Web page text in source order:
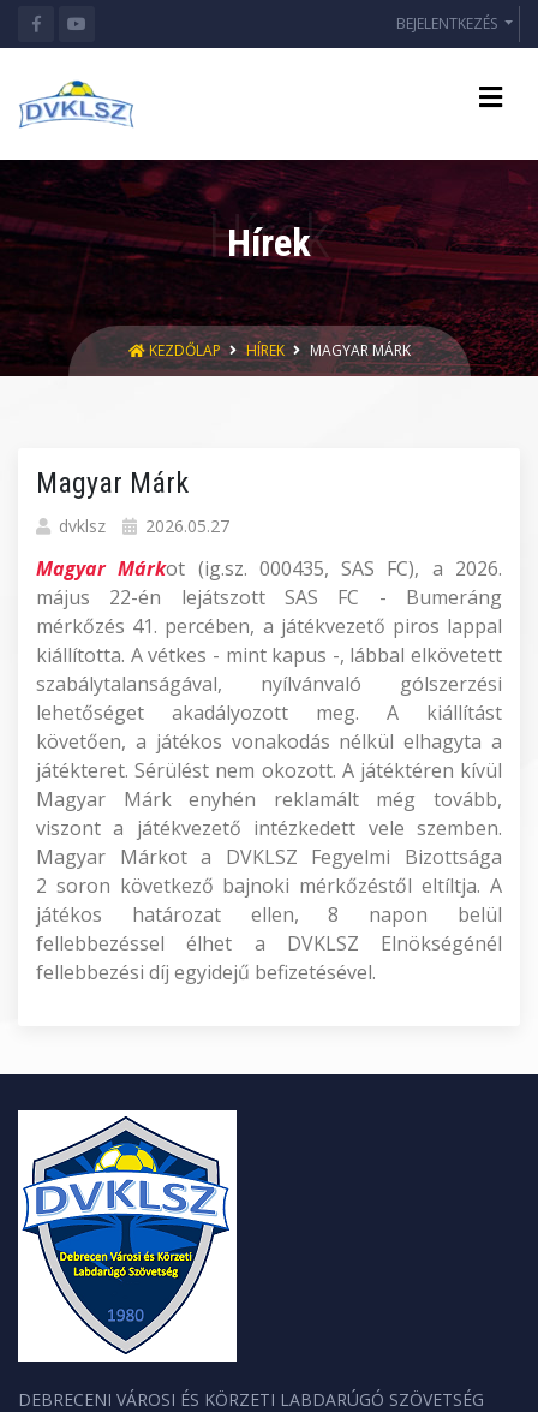
BEJELENTKEZÉS
Hírek
KEZDŐLAP HÍREK MAGYAR MÁRK
Magyar Márk
dvklsz 2026.05.27
Magyar Márkot (ig.sz. 000435, SAS FC), a 2026.
május 22-én lejátszott SAS FC - Bumeráng
mérkőzés 41. percében, a játékvezető piros lappal
kiállította. A vétkes - mint kapus -, lábbal elkövetett
szabálytalanságával, nyílvánvaló gólszerzési
lehetőséget akadályozott meg. A kiállítást
követően, a játékos vonakodás nélkül elhagyta a
játékteret. Sérülést nem okozott. A játéktéren kívül
Magyar Márk enyhén reklamált még tovább,
viszont a játékvezető intézkedett vele szemben.
Magyar Márkot a DVKLSZ Fegyelmi Bizottsága
2 soron következő bajnoki mérkőzéstől eltíltja. A
játékos határozat ellen, 8 napon belül
fellebbezéssel élhet a DVKLSZ Elnökségénél
fellebbezési díj egyidejű befizetésével.
DEBRECENI VÁROSI ÉS KÖRZETI LABDARÚGÓ SZÖVETSÉG